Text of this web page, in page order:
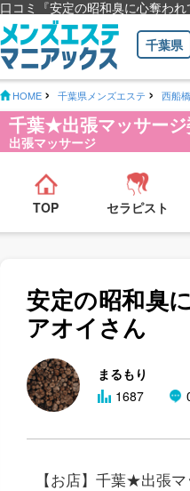
口コミ『安定の昭和臭に心奪わ
千葉県
HOME 千葉県メンズエステ 西船
千葉★出張マッサージ
出張マッサージ
TOP セラピスト
安定の昭和臭
アオイさん
まるもり
1687
【お店】千葉★出張